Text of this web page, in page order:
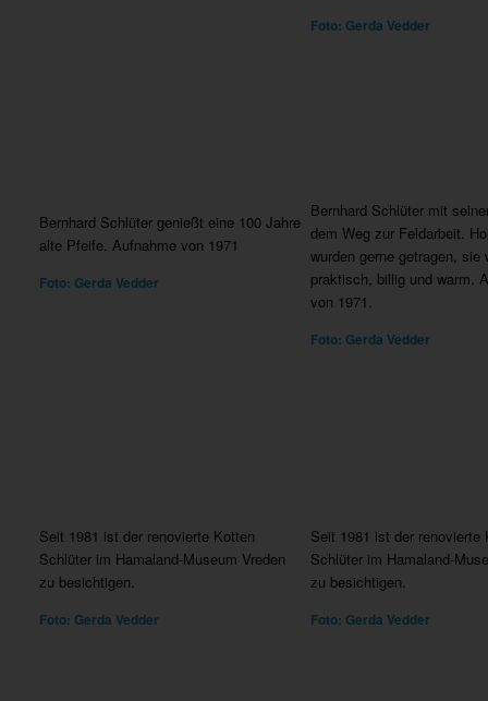
Foto: Gerda Vedder
Bernhard Schlüter genießt eine 100 Jahre
alte Pfeife. Aufnahme von 1971
Foto: Gerda Vedder
Bernhard Schlüter mit
dem Weg zur Feldarbeit.
wurden gerne getragen, sie
praktisch, billig und warm.
von 1971.
Foto: Gerda Vedder
Seit 1981 ist der renovierte Kotten
Schlüter im Hamaland-Museum Vreden
zu besichtigen.
Foto: Gerda Vedder
Seit 1981 ist der renovierte
Schlüter im Hamaland-
zu besichtigen.
Foto: Gerda Vedder